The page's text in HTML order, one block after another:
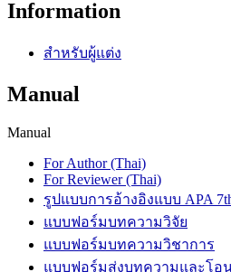
Information
สำหรับผู้แต่ง
Manual
Manual
For Author (Thai)
For Reviewer (Thai)
รูปแบบการอ้างอิงแบบ APA
แบบฟอร์มบทความวิจัย
แบบฟอร์มบทความวิชาการ
แบบฟอร์มส่งบทความและโอ